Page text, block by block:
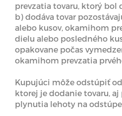
prevzatia tovaru, ktorý bol
b) dodáva tovar
alebo kusov, okamihom
dielu alebo posledného
opakovane počas
okamihom prevzatia
Kupujúci môže odstúpiť
ktorej je dodanie tovaru,
plynutia lehoty na